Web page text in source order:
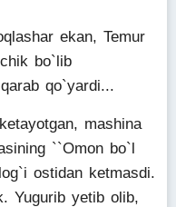
ekan, Temur
bo`lib
qo`yardi...
mashina
``Omon bo`l
ostidan ketmasdi.
Yugurib yetib olib,